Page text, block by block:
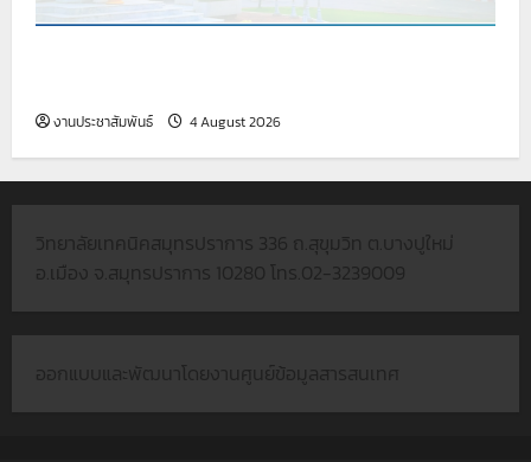
งานประชาสัมพันธ์ 4 August 2026
วิทยาลัยเทคนิคสมุทรปราการ 336 ถ.สุขุมวิท ต.บางปูใหม่
อ.เมือง จ.สมุทรปราการ 10280 โทร.02-3239009
ออกแบบและพัฒนาโดยงานศูนย์ข้อมูลสารสนเทศ